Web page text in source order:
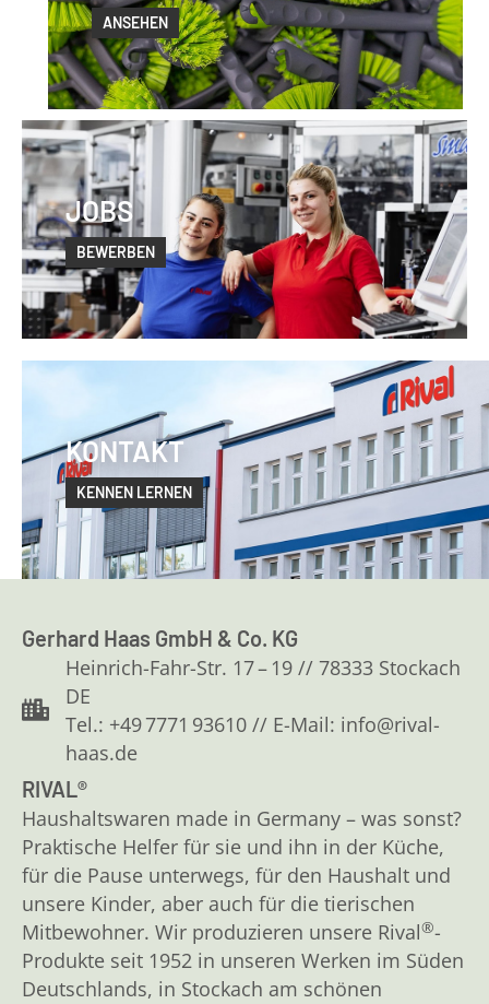
ANSEHEN
JOBS
BEWERBEN
KONTAKT
KENNEN LERNEN
Gerhard Haas GmbH & Co. KG
Heinrich-Fahr-Str. 17 – 19 // 78333 Stockach
DE
Tel.: +49 7771 93610 // E-Mail: info@rival-
haas.de
RIVAL®
Haushaltswaren made in Germany – was sonst?
Praktische Helfer für sie und ihn in der Küche,
für die Pause unterwegs, für den Haushalt und
unsere Kinder, aber auch für die tierischen
Mitbewohner. Wir produzieren unsere Rival®-
Produkte seit 1952 in unseren Werken im Süden
Deutschlands, in Stockach am schönen